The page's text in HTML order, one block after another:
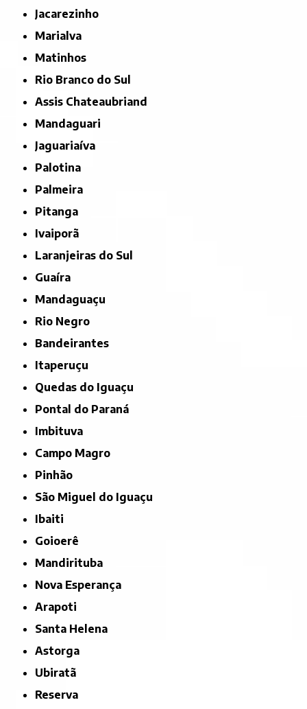
Jacarezinho
Marialva
Matinhos
Rio Branco do Sul
Assis Chateaubriand
Mandaguari
Jaguariaíva
Palotina
Palmeira
Pitanga
Ivaiporã
Laranjeiras do Sul
Guaíra
Mandaguaçu
Rio Negro
Bandeirantes
Itaperuçu
Quedas do Iguaçu
Pontal do Paraná
Imbituva
Campo Magro
Pinhão
São Miguel do Iguaçu
Ibaiti
Goioerê
Mandirituba
Nova Esperança
Arapoti
Santa Helena
Astorga
Ubiratã
Reserva